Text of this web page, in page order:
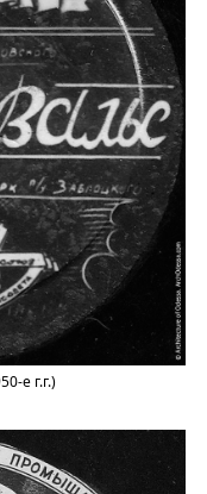
е г.г.)